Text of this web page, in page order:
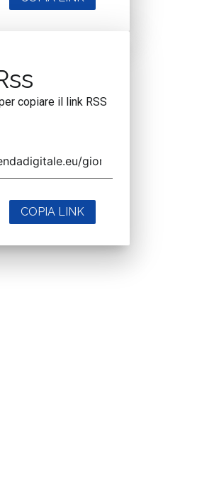
copiare il link RSS
COPIA LINK